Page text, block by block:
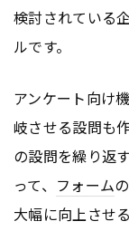
検討されている
ルです。
アンケート向け
岐させる設問も
の設問を繰り返
って、 フォーム
大幅に向上させ